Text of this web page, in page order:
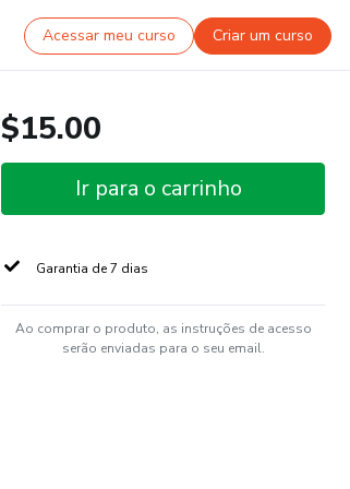
Acessar meu curso Criar um curso
$15.00
Ir para o carrinho
Garantia de 7 dias
Ao comprar o produto, as instruções de acesso
serão enviadas para o seu email.